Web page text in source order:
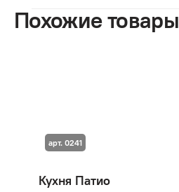
Похожие товары
Кухня Патио
арт. 0241